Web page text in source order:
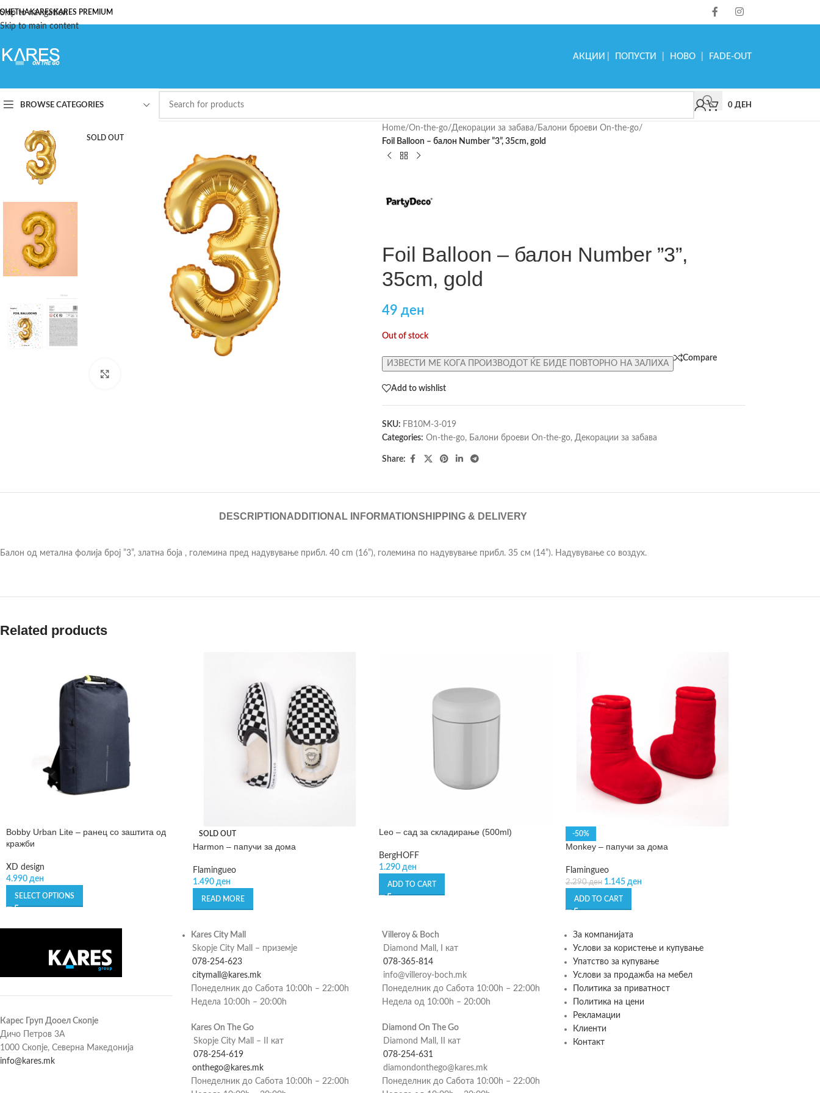
Skip to navigation
Skip to main content
KARESKARES PREMIUM
АКЦИИ ПОПУСТИ НОВО FADE-OUT
BROWSE CATEGORIES 0 ДЕН
SOLD OUT
Home/On-the-go/Декорации за забава/ Балони броеви On-the-go/
Foil Balloon – балон Number ”3”, 35cm, gold
Foil Balloon – балон Number ”3”,
35cm, gold
49 ден
Out of stock
ИЗВЕСТИ МЕ КОГА ПРОИЗВОДОТ ЌЕ БИДЕ ПОВТОРНО НА ЗАЛИХА
Compare
Add to wishlist
SKU: FB10M-3-019
Categories: On-the-go, Балони броеви On-the-go, Декорации за забава
Share:
DESCRIPTION ADDITIONAL INFORMATIONSHIPPING & DELIVERY
Балон од метална фолија број ”3”, златна боја , големина пред надувување прибл. 40 cm (16”), големина по надувување прибл. 35 см (14”). Надувување со воздух.
Related products
Bobby Urban Lite – ранец со заштита од
кражби
XD design
4.990 ден
SELECT OPTIONS
SOLD OUT
Harmon – папучи за дома
Flamingueo
1.490 ден
READ MORE
Leo – сад за складирање (500ml)
BergHOFF
1.290 ден
ADD TO CART
-50%
Monkey – папучи за дома
Flamingueo
2.290ден 1.145 ден
ADD TO CART
Карес Груп Дооел Скопје
Дичо Петров 3А
1000 Скопје, Северна Македонија
info@kares.mk
Kares City Mall
Skopje City Mall – приземје
078-254-623
citymall@kares.mk
Понеделник до Сабота 10:00h – 22:00h
Недела 10:00h – 20:00h
Kares On The Go
Skopje City Mall – II кат
078-254-619
onthego@kares.mk
Понеделник до Сабота 10:00h – 22:00h
Villeroy & Boch
Diamond Mall, I кат
078-365-814
info@villeroy-boch.mk
Понеделник до Сабота 10:00h – 22:00h
Недела од 10:00h – 20:00h
Diamond On The Go
Diamond Mall, II кат
078-254-631
diamondonthego@kares.mk
Понеделник до Сабота 10:00h – 22:00h
За компанијата
Услови за користење и купување
Упатство за купување
Услови за продажба на мебел
Политика за приватност
Политика на цени
Рекламации
Клиенти
Контакт